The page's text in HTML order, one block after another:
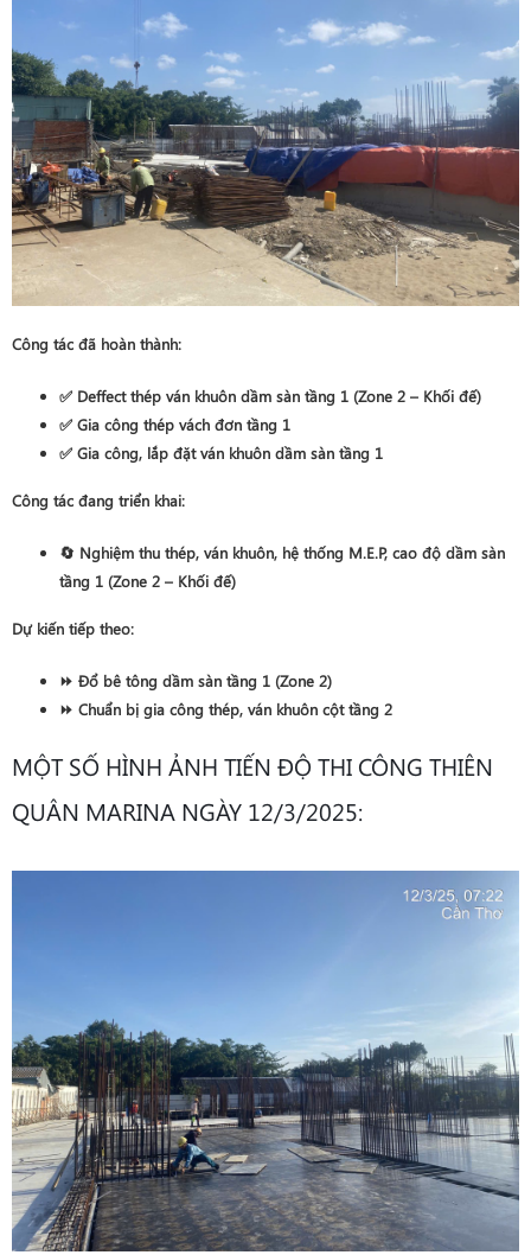
Công tác đã hoàn thành:
✅ Deffect thép ván khuôn dầm sàn tầng 1 (Zone 2 – Khối đế)
✅ Gia công thép vách đơn tầng 1
✅ Gia công, lắp đặt ván khuôn dầm sàn tầng 1
Công tác đang triển khai:
🔄 Nghiệm thu thép, ván khuôn, hệ thống M.E.P, cao độ dầm sàn
tầng 1 (Zone 2 – Khối đế)
Dự kiến tiếp theo:
⏩ Đổ bê tông dầm sàn tầng 1 (Zone 2)
⏩ Chuẩn bị gia công thép, ván khuôn cột tầng 2
MỘT SỐ HÌNH ẢNH TIẾN ĐỘ THI CÔNG THIÊN
QUÂN MARINA NGÀY 12/3/2025: